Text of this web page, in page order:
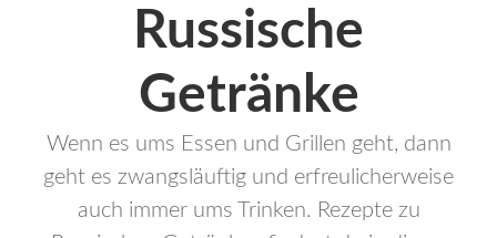
Russische
Getränke
Wenn es ums Essen und Grillen geht, dann
geht es zwangsläuftig und erfreulicherweise
auch immer ums Trinken. Rezepte zu